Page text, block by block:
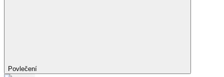
Povlečení